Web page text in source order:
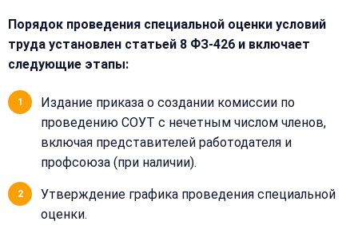
Порядок проведения специальной оценки условий
труда установлен статьей 8 ФЗ-426 и включает
следующие этапы:
Издание приказа о создании комиссии по
проведению СОУТ с нечетным числом членов,
включая представителей работодателя и
профсоюза (при наличии).
Утверждение графика проведения специальной
оценки.
данных
Получить расчёт
обработку
персональных
данных
отвечаем
в течение
15 минут
Получить расчёт
Или
позвоните